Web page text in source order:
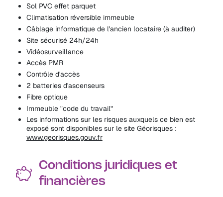
Sol PVC effet parquet
Climatisation réversible immeuble
Câblage informatique de l'ancien locataire (à auditer)
Site sécurisé 24h/24h
Vidéosurveillance
Accès PMR
Contrôle d'accès
2 batteries d'ascenseurs
Fibre optique
Immeuble "code du travail"
Les informations sur les risques auxquels ce bien est
exposé sont disponibles sur le site Géorisques :
www.georisques.gouv.fr
Conditions juridiques et
financières